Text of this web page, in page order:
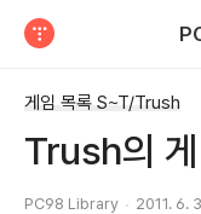
게임 목록 S~T/Trush
Trush의
PC98 Library 2011. 6.